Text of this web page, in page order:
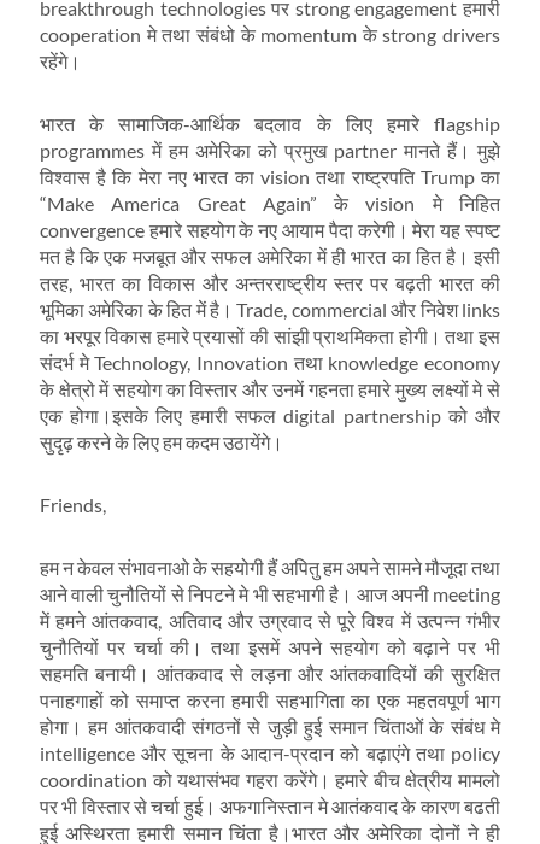
breakthrough technologies पर strong engagement हमारी
cooperation मे तथा संबंधो के momentum के strong drivers
रहेंगे।
भारत के सामाजिक-आर्थिक बदलाव के लिए हमारे flagship
programmes में हम अमेरिका को प्रमुख partner मानते हैं। मुझे
विश्वास है कि मेरा नए भारत का vision तथा राष्ट्रपति Trump का
“Make America Great Again” के vision मे निहित
convergence हमारे सहयोग के नए आयाम पैदा करेगी। मेरा यह स्पष्ट
मत है कि एक मजबूत और सफल अमेरिका में ही भारत का हित है। इसी
तरह, भारत का विकास और अन्तरराष्ट्रीय स्तर पर बढ़ती भारत की
भूमिका अमेरिका के हित में है। Trade, commercial और निवेश links
का भरपूर विकास हमारे प्रयासों की सांझी प्राथमिकता होगी। तथा इस
संदर्भ मे Technology, Innovation तथा knowledge economy
के क्षेत्रो में सहयोग का विस्तार और उनमें गहनता हमारे मुख्य लक्ष्यों मे से
एक होगा।इसके लिए हमारी सफल digital partnership को और
सुदृढ़ करने के लिए हम कदम उठायेंगे।
Friends,
हम न केवल संभावनाओ के सहयोगी हैं अपितु हम अपने सामने मौजूदा तथा
आने वाली चुनौतियों से निपटने मे भी सहभागी है। आज अपनी meeting
में हमने आंतकवाद, अतिवाद और उग्रवाद से पूरे विश्व में उत्पन्न गंभीर
चुनौतियों पर चर्चा की। तथा इसमें अपने सहयोग को बढ़ाने पर भी
सहमति बनायी। आंतकवाद से लड़ना और आंतकवादियों की सुरक्षित
पनाहगाहों को समाप्त करना हमारी सहभागिता का एक महतवपूर्ण भाग
होगा। हम आंतकवादी संगठनों से जुड़ी हुई समान चिंताओं के संबंध मे
intelligence और सूचना के आदान-प्रदान को बढ़ाएंगे तथा policy
coordination को यथासंभव गहरा करेंगे। हमारे बीच क्षेत्रीय मामलो
पर भी विस्तार से चर्चा हुई। अफगानिस्तान मे आतंकवाद के कारण बढती
हुई अस्थिरता हमारी समान चिंता है।भारत और अमेरिका दोनों ने ही